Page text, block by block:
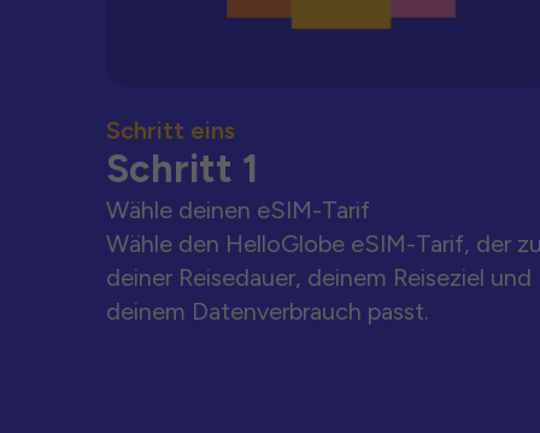
Schritt eins
Schritt 1
Wähle deinen eSIM-Tarif
Wähle den HelloGlobe eSIM-Tarif, der
deiner Reisedauer, deinem Reiseziel und
deinem Datenverbrauch passt.